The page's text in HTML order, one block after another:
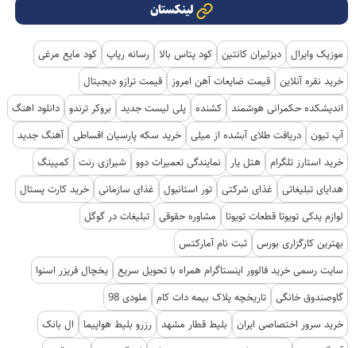
لینکستان
موزیک وایرال دیزلیران کانتین کود پتاس بالا رسانه رپاپ کود مایع مرغی
خرید نقره آنلاین قیمت ضایعات آهن امروز
قیمت ترازو دیجیتال
اندیشکده حکمرانی هوشمند کشنده پلی لیست جدید بروکر ترندو دانلود اهنگ
آپ تیون دریافت طلای آبشده از میلی خرید سکه پارسیان اقساطی آهنگ جدید
خرید استارز تلگرام هتل یار نمایندگی تعمیرات دوو شیرازی رنت کمپینگ
هدایای تبلیغاتی
غذای شرکتی تور استانبول غذای سازمانی خرید کارت پستال
لوازم یدکی تویوتا قطعات تویوتا
مشاوره حقوقی تبلیغات در گوگل
بهترین کارگزاری بورس ثبت نام آمارکتس
سایت رسمی خرید فالوور اینستاگرام همراه با تحویل سریع یخچال فریزر اسنوا
گاوصندوق خانگی تاریخچه پلاک بیمه دات کام
ملودی 98
خرید سرور اختصاصی ایران
بلیط قطار مشهد رزرو بلیط هواپیما
ال بانک